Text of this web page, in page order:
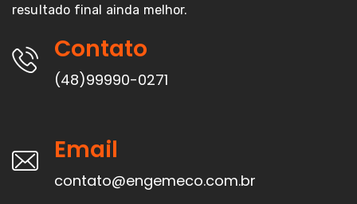
resultado final ainda melhor.
Contato
(48)99990-0271
Email
contato@engemeco.com.br